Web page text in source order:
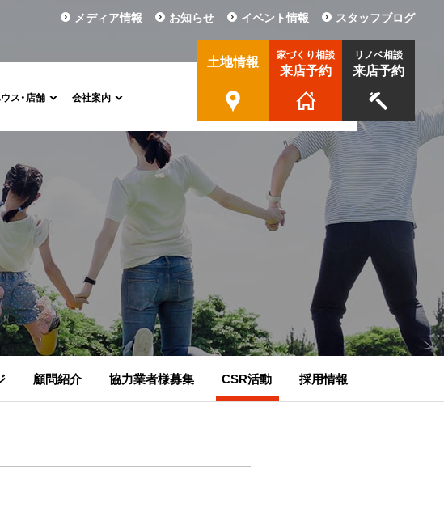
ス・店舗 会社案内
土地情報 家づくり相談
来店予約
リノベ相談
来店予約
メディア情報 お知らせ イベント情報 スタッフブログ
顧問紹介 協力業者様募集 CSR活動 採用情報